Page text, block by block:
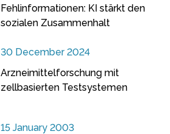
Fehlinformationen: KI stärkt den
sozialen Zusammenhalt
30 December 2024
Arzneimittelforschung mit
zellbasierten Testsystemen
15 January 2003